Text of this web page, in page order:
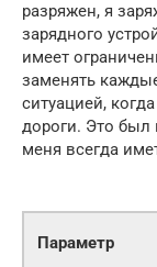
разряжен, я
зарядного
имеет
заменять
ситуацией,
дороги. Это был
меня всегда
Параметр